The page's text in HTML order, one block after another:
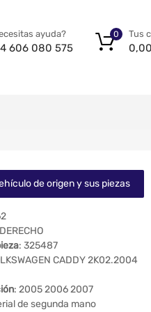
ayuda?
606 080 575
Tus
0,00
0
de origen y sus piezas
: 325487
CADDY 2K02.2004
: 2005 2006 2007
de segunda mano